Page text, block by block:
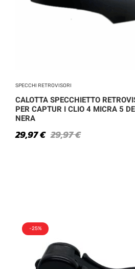
SPECCHI RETROVISORI
CALOTTA SPECCHIETTO
PER CAPTUR I CLIO 4 MICRA 5
NERA
29,97€
29,97€
-25%